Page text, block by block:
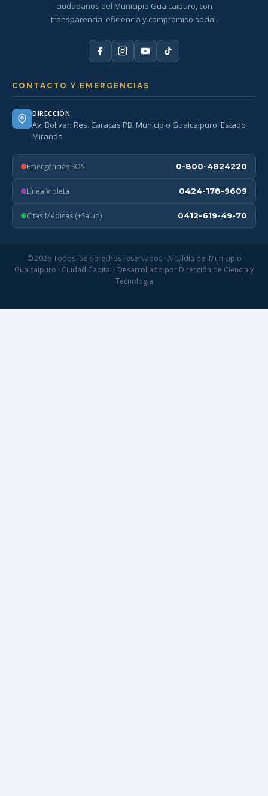
ciudadanos del Municipio Guaicaipuro, con
transparencia, eficiencia y compromiso social.
CONTACTO Y EMERGENCIAS
DIRECCIÓN
Av. Bolívar. Res. Caracas PB. Municipio Guaicaipuro. Estado
Miranda
Emergencias SOS 0-800-4824220
Línea Violeta 0424-178-9609
Citas Médicas (+Salud) 0412-619-49-70
© 2026 Todos los derechos reservados · Alcaldía del Municipio
Guaicaipuro · Ciudad Capital · Desarrollado por Dirección de Ciencia y
Tecnología